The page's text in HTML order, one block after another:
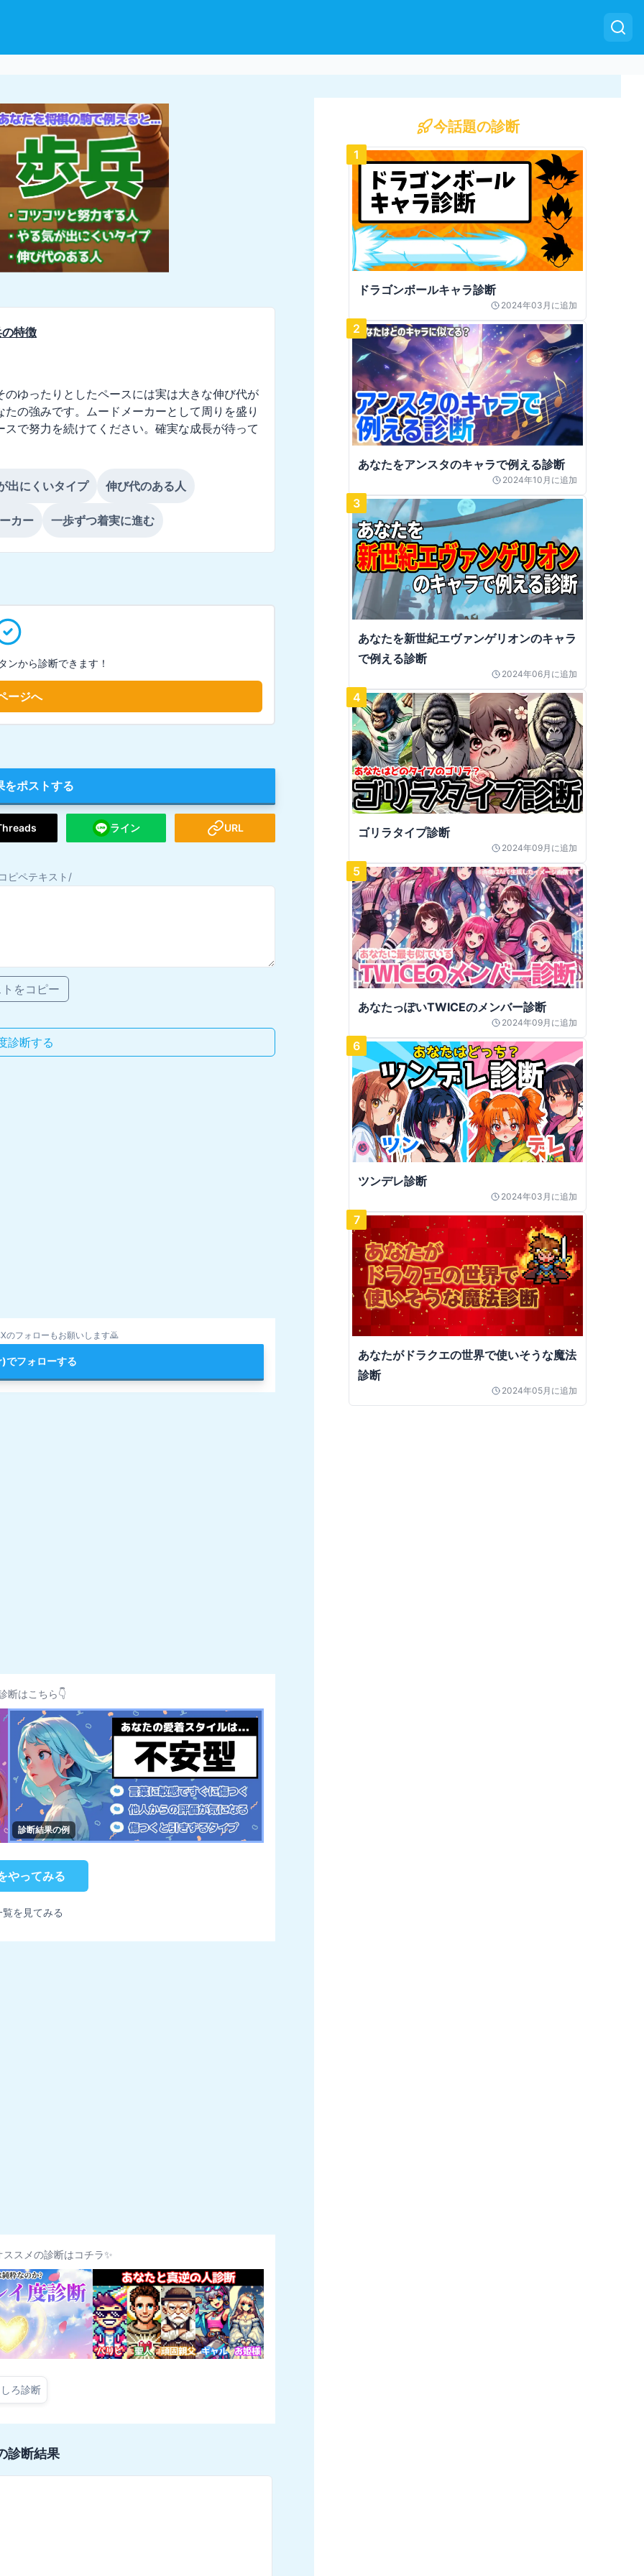
の特徴
ゆったりとしたペースには実は大きな伸び代が
の強みです。ムードメーカーとして周りを盛り
で努力を続けてください。確実な成長が待って
出にくいタイプ 伸び代のある人
カー 一歩ずつ着実に進む
ンから診断できます！
ージへ
をポストする
ライン URL
ピペテキスト/
をコピー
診断する
のフォローもお願いします🙇
フォローする
断はこちら👇
診断結果の例
やってみる
を見てみる
スメの診断はコチラ✨
ろ診断
診断結果
今話題の診断
1
ドラゴンボールキャラ診断
2024年03月 に追加
2
あなたをアンスタのキャラで例える診断
2024年10月 に追加
3
あなたを新世紀エヴァンゲリオンのキャラ
で例える診断
2024年06月 に追加
4
ゴリラタイプ診断
2024年09月 に追加
5
あなたっぽいTWICEのメンバー診断
2024年09月 に追加
6
ツンデレ診断
2024年03月 に追加
7
あなたがドラクエの世界で使いそうな魔法
診断
2024年05月 に追加